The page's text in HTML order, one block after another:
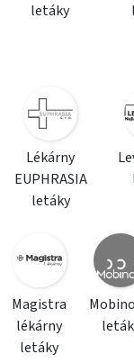
letáky
Lékárny
EUPHRASIA
letáky
Magistra
lékárny
letáky